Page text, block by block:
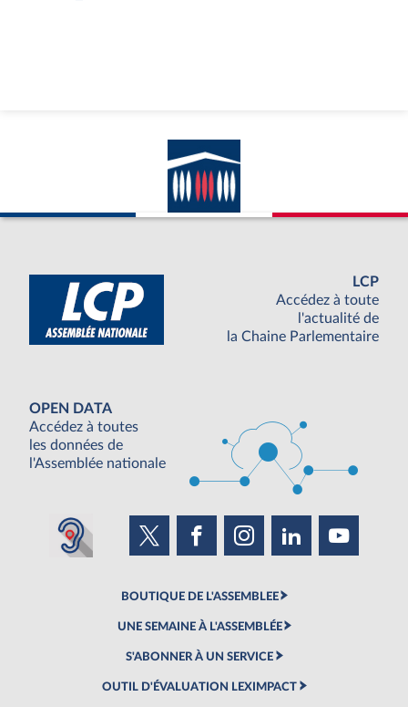
LCP
Accédez à toute
l'actualité de
la Chaine Parlementaire
OPEN DATA
Accédez à toutes
les données de
l'Assemblée nationale
BOUTIQUE DE L'ASSEMBLEE
UNE SEMAINE À L'ASSEMBLÉE
S'ABONNER À UN SERVICE
OUTIL D'ÉVALUATION LEXIMPACT